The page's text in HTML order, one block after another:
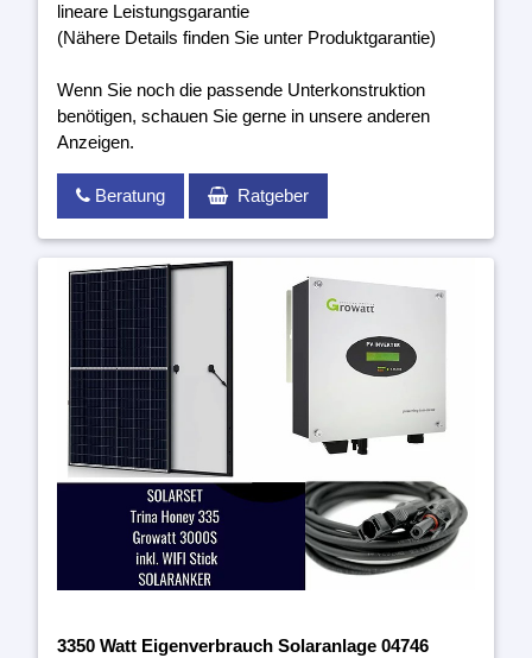
lineare Leistungsgarantie
(Nähere Details finden Sie unter Produktgarantie)
Wenn Sie noch die passende Unterkonstruktion
benötigen, schauen Sie gerne in unsere anderen
Anzeigen.
Beratung Ratgeber
3350 Watt Eigenverbrauch Solaranlage 04746